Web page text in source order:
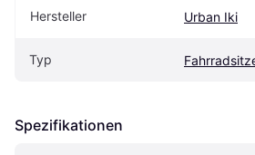
Hersteller Urban Iki
Typ
Spezifikationen